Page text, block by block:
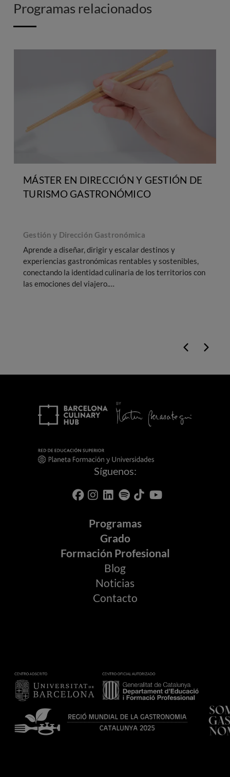
Programas relacionados
MÁSTER EN DIRECCIÓN Y GESTIÓN DE
TURISMO GASTRONÓMICO
Gestión y Dirección Gastronómica
Aprende a diseñar, dirigir y escalar destinos y
experiencias gastronómicas rentables y sostenibles,
conectando la identidad culinaria de los territorios con
las emociones del viajero.
Síguenos:
Programas
Grado
Formación Profesional
Blog
Noticias
Contacto